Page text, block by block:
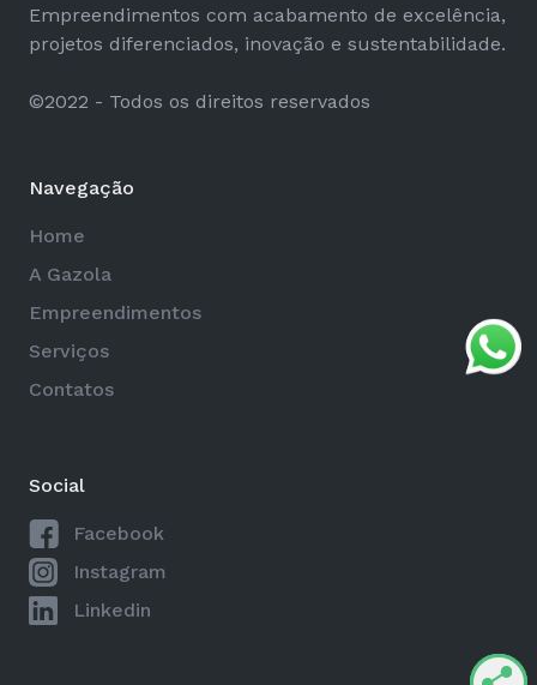
Empreendimentos com acabamento de excelência,
projetos diferenciados, inovação e sustentabilidade.
©2022 - Todos os direitos reservados
Navegação
Home
A Gazola
Empreendimentos
Serviços
Contatos
Social
Facebook
Instagram
Linkedin